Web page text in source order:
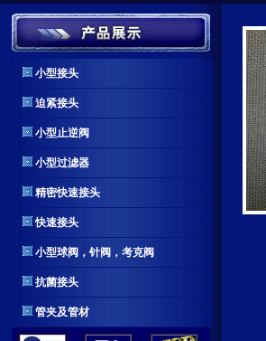
小型接头
迫紧接头
小型止逆阀
小型过滤器
精密快速接头
快速接头
小型球阀，针阀，考克阀
抗菌接头
管夹及管材